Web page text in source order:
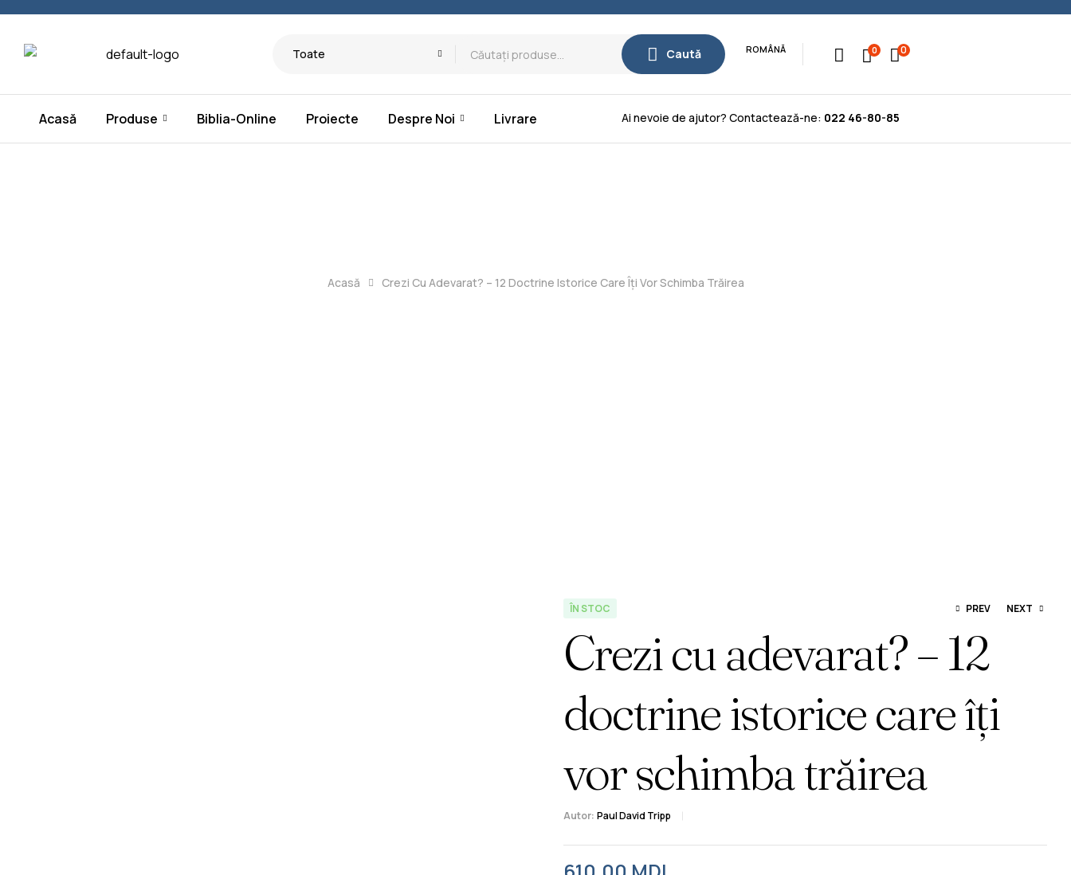
Caută
Toate ROMÂNĂ 0 0
Acasă Produse Biblia-Online Proiecte Despre Noi Livrare Ai nevoie de ajutor? Contactează-ne: 022 46-80-85
Acasă Crezi Cu Adevarat? – 12 Doctrine Istorice Care Îți Vor Schimba Trăirea
PREV NEXT
200,00MDL
ÎN STOC
Crezi cu adevarat? – 12
doctrine istorice care îți
vor schimba trăirea
Autor: Paul David Tripp